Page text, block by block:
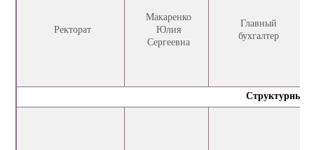
Ректорат
Макаренко
Юлия
Сергеевна
Главный
бухгалтер
Структурные